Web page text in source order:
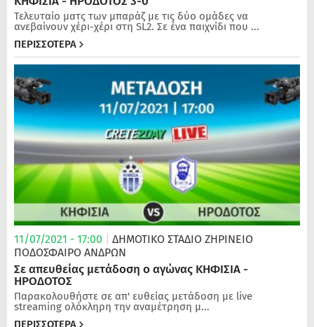
Τελευταίο ματς των μπαράζ με τις δύο ομάδες να
ανεβαίνουν χέρι-χέρι στη SL2. Σε ένα παιχνίδι που ...
ΠΕΡΙΣΣΟΤΕΡΑ
11/07/2021 - 17:00
ΔΗΜΟΤΙΚΟ ΣΤΑΔΙΟ ΖΗΡΙΝΕΙΟ
ΠΟΔΌΣΦΑΙΡΟ ΑΝΔΡΏΝ
Σε απευθείας μετάδοση ο αγώνας ΚΗΦΙΣΙΑ -
ΗΡΟΔΟΤΟΣ
Παρακολουθήστε σε απ' ευθείας μετάδοση με live
streaming ολόκληρη την αναμέτρηση μ...
ΠΕΡΙΣΣΟΤΕΡΑ